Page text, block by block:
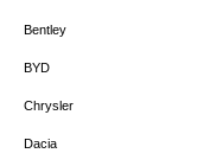
Bentley
BYD
Chrysler
Dacia